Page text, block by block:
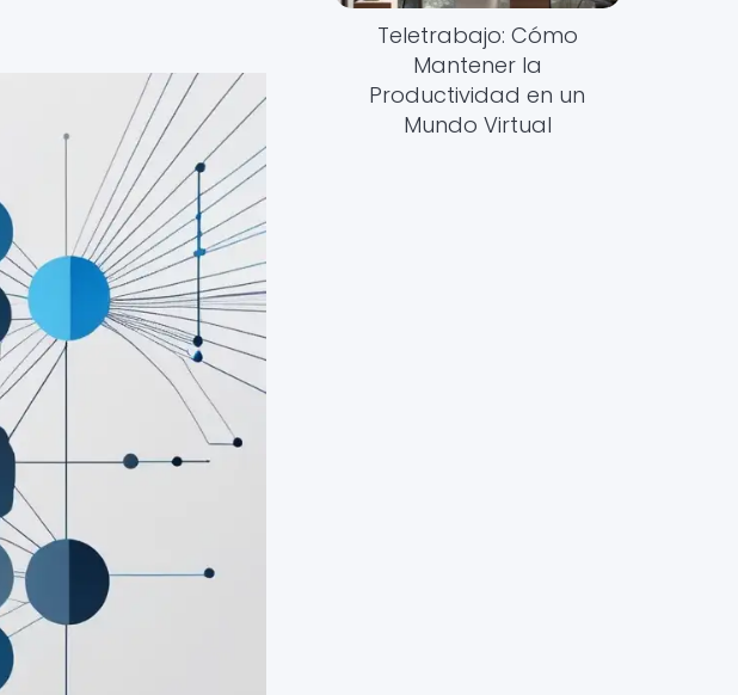
Teletrabajo: Cómo
Mantener la
Productividad en un
Mundo Virtual